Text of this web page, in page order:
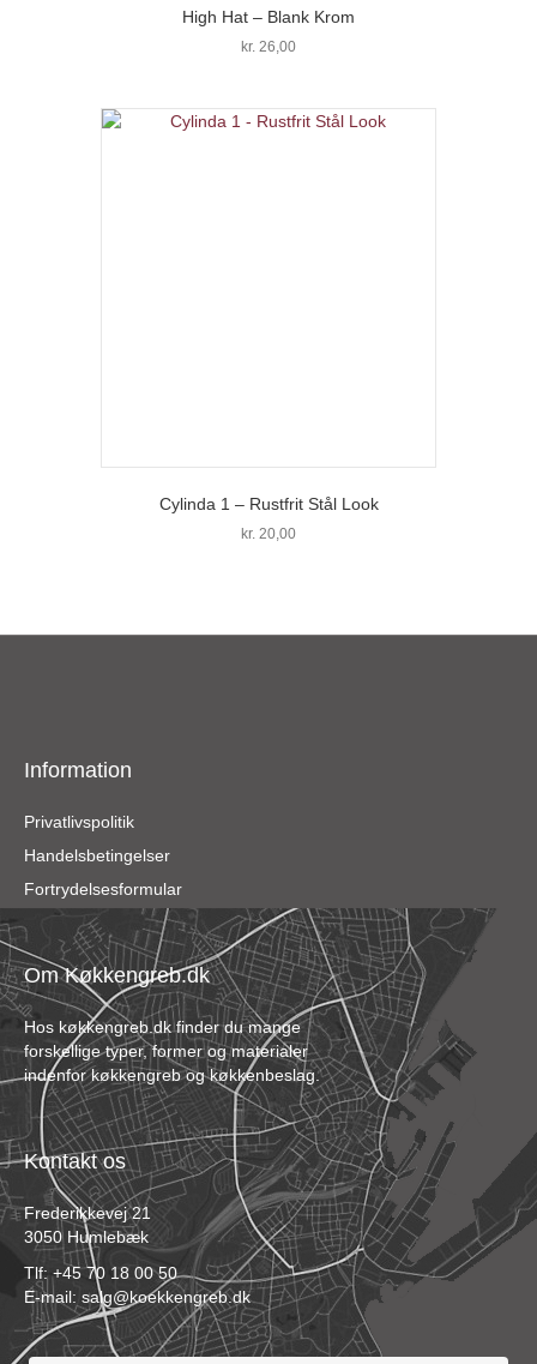
High Hat – Blank Krom
kr. 26,00
Cylinda 1 – Rustfrit Stål Look
kr. 20,00
Information
Privatlivspolitik
Handelsbetingelser
Fortrydelsesformular
Om Køkkengreb.dk
Hos køkkengreb.dk finder du mange
forskellige typer, former og materialer
indenfor køkkengreb og køkkenbeslag.
Kontakt os
Frederikkevej 21
3050 Humlebæk
Tlf:+45 70 18 00 50
E-mail: salg@koekkengreb.dk